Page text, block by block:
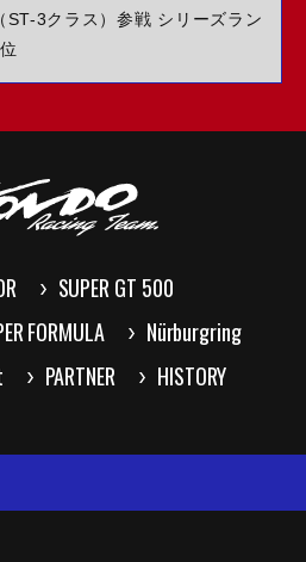
ST-3クラス）参戦 シリーズラン
SUPER GT 500
FORMULA
Nürburgring
PARTNER
HISTORY